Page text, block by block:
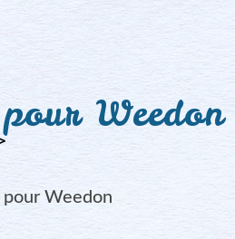
Weedon
pour Weedon